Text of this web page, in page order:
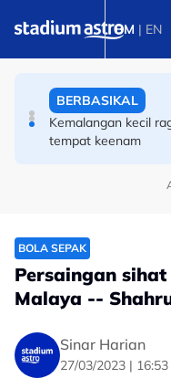
BM | EN
Kemalangan kecil
SUKAN ASIA
Sukan Asia 2026:
tahun, ibu empat
BOLA SEPAK
Persaingan
Malaya --
Sinar Harian
27/03/2023 | 16:53